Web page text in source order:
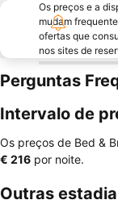
Os preços e a
mudam
ofertas que
nos sites de
Perguntas
Intervalo de
Os preços de Bed &
‎€ 216 por noite.
Outras